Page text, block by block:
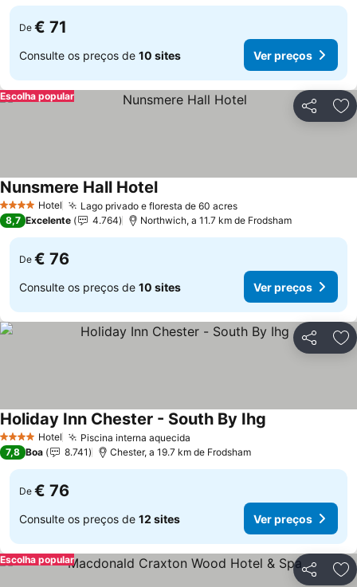
De € 71
Consulte os preços de 10 sites Ver preços
Partilhar
Escolha popular
4 EstrelasHotel Lago privado e floresta de 60 acresVer preços
Nunsmere Hall HotelVer preços
8,7 Excelente 4.764 Northwich, a 11.7 km de Frodsham
De € 76
Consulte os preços de 10 sites Ver preços
Partilhar
4 EstrelasHotel Piscina interna aquecida
Holiday Inn Chester - South By Ihg
7,8 Boa 8.741 Chester, a 19.7 km de Frodsham
De € 76
Consulte os preços de 12 sites Ver preços
Partilhar
Escolha popular